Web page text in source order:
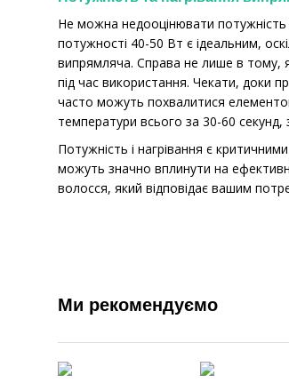
Не можна недооцінювати
потужності 40-50 Вт є ідеальним,
випрямляча. Справа не лише в тому,
під час використання. Чекати, доки
часто можуть похвалитися
температури всього за 30-60
Потужність і нагрівання є
можуть значно вплинути на
волосся, який відповідає вашим
Ми рекомендуємо